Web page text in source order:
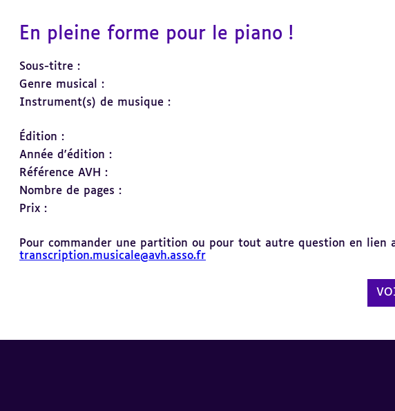
En pleine forme pour le piano !
Sous-titre :
Genre musical :
Instrument(s) de musique :
Édition :
Année d'édition :
Référence AVH :
Nombre de pages :
Prix :
Pour commander une partition ou pour tout autre question en lien
transcription.musicale@avh.asso.fr